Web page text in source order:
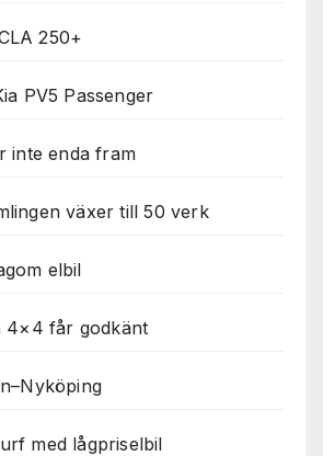
250+
PV5 Passenger
inte enda fram
växer till 50 verk
elbil
4×4 får godkänt
med lågpriselbil